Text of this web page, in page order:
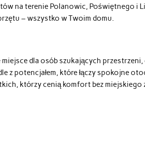
na terenie Polanowic, Poświętnego i
– wszystko w Twoim domu.
dla osób szukających
z potencjałem, które łączy spokojne
którzy cenią komfort bez miejskiego